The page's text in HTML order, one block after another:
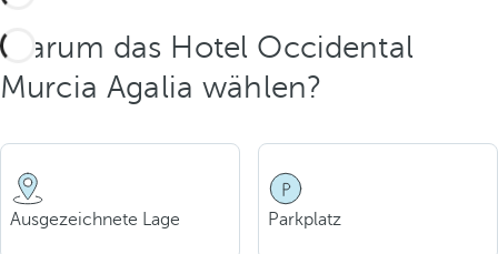
Warum das Hotel Occidental
Murcia Agalia wählen?
Ausgezeichnete Lage Parkplatz